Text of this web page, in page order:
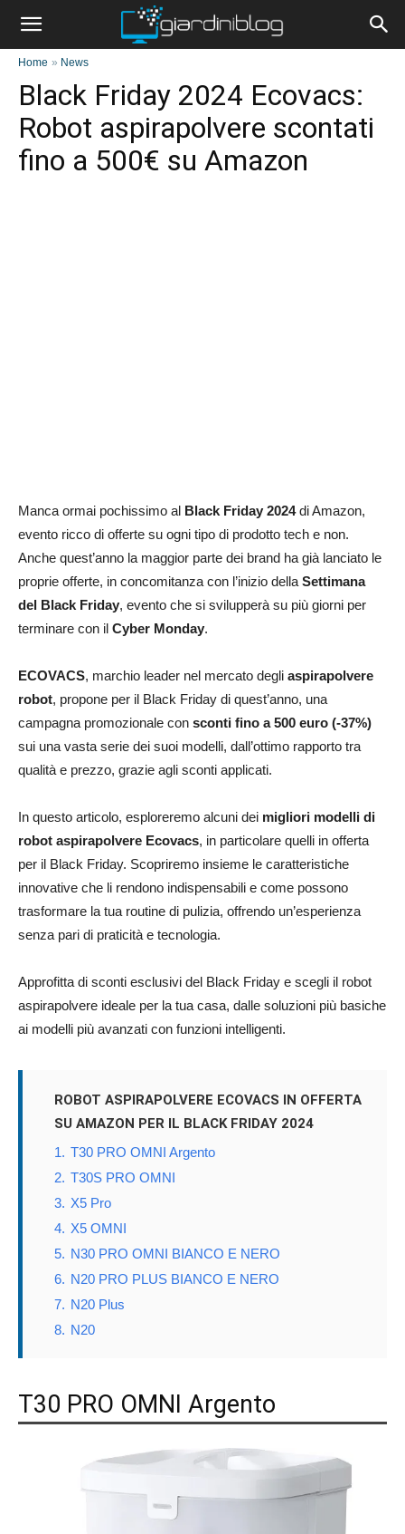
Home » News
Black Friday 2024 Ecovacs:
Robot aspirapolvere scontati
fino a 500€ su Amazon
Manca ormai pochissimo al Black Friday 2024di Amazon,
evento ricco di offerte su ogni tipo di prodotto tech e non.
Anche quest’anno la maggior parte dei brand ha già lanciato le
proprie offerte, in concomitanza con l’inizio della Settimana
del Black Friday, evento che si svilupperà su più giorni per
terminare con il Cyber Monday.
ECOVACS, marchio leader nel mercato degli aspirapolvere
robot, propone per il Black Friday di quest’anno, una
campagna promozionale con sconti fino a 500 euro (-37%)
sui una vasta serie dei suoi modelli, dall’ottimo rapporto tra
qualità e prezzo, grazie agli sconti applicati.
In questo articolo, esploreremo alcuni dei migliori modelli di
robot aspirapolvere Ecovacs, in particolare quelli in offerta
per il Black Friday. Scopriremo insieme le caratteristiche
innovative che li rendono indispensabili e come possono
trasformare la tua routine di pulizia, offrendo un’esperienza
senza pari di praticità e tecnologia.
Approfitta di sconti esclusivi del Black Friday e scegli il robot
aspirapolvere ideale per la tua casa, dalle soluzioni più basiche
ai modelli più avanzati con funzioni intelligenti.
ROBOT ASPIRAPOLVERE ECOVACS IN OFFERTA
SU AMAZON PER IL BLACK FRIDAY 2024
1. T30 PRO OMNI Argento
2. T30S PRO OMNI
3. X5 Pro
4. X5 OMNI
5. N30 PRO OMNI BIANCO E NERO
6. N20 PRO PLUS BIANCO E NERO
7. N20 Plus
8. N20
T30 PRO OMNI Argento